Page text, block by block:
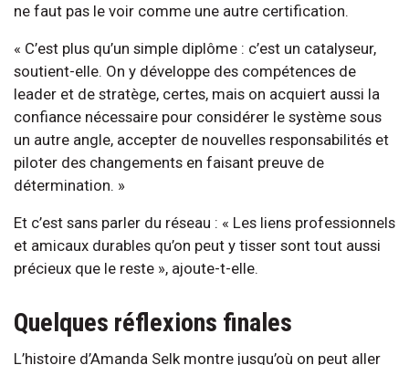
ne faut pas le voir comme une autre certification.
« C’est plus qu’un simple diplôme : c’est un catalyseur,
soutient-elle. On y développe des compétences de
leader et de stratège, certes, mais on acquiert aussi la
confiance nécessaire pour considérer le système sous
un autre angle, accepter de nouvelles responsabilités et
piloter des changements en faisant preuve de
détermination. »
Et c’est sans parler du réseau : « Les liens professionnels
et amicaux durables qu’on peut y tisser sont tout aussi
précieux que le reste », ajoute-t-elle.
Quelques réflexions finales
L’histoire d’Amanda Selk montre jusqu’où on peut aller